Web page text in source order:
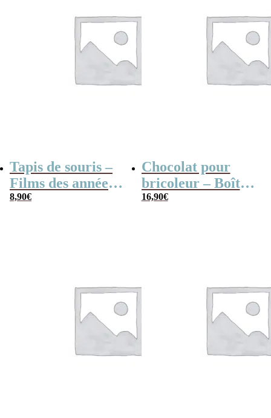
Tapis de souris –
Films des années
80
8,90€
Chocolat pour
bricoleur – Boîte à
outils (24 x 19cm)
16,90€